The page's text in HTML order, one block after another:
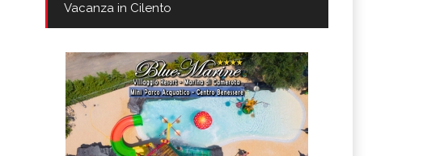
Vacanza in Cilento